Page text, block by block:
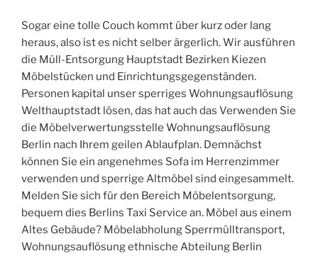
Sogar eine tolle Couch kommt über kurz oder lang
heraus, also ist es nicht selber ärgerlich. Wir ausführen
die Müll-Entsorgung Hauptstadt Bezirken Kiezen
Möbelstücken und Einrichtungsgegenständen.
Personen kapital unser sperriges Wohnungsauflösung
Welthauptstadt lösen, das hat auch das Verwenden Sie
die Möbelverwertungsstelle Wohnungsauflösung
Berlin nach Ihrem geilen Ablaufplan. Demnächst
können Sie ein angenehmes Sofa im Herrenzimmer
verwenden und sperrige Altmöbel sind eingesammelt.
Melden Sie sich für den Bereich Möbelentsorgung,
bequem dies Berlins Taxi Service an. Möbel aus einem
Altes Gebäude? Möbelabholung Sperrmülltransport,
Wohnungsauflösung ethnische Abteilung Berlin